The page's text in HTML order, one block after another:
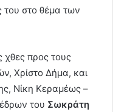
του στο θέμα των
χθες προς τους
Χρίστο Δήμα, και
Νίκη Κεραμέως –
του Σωκράτη